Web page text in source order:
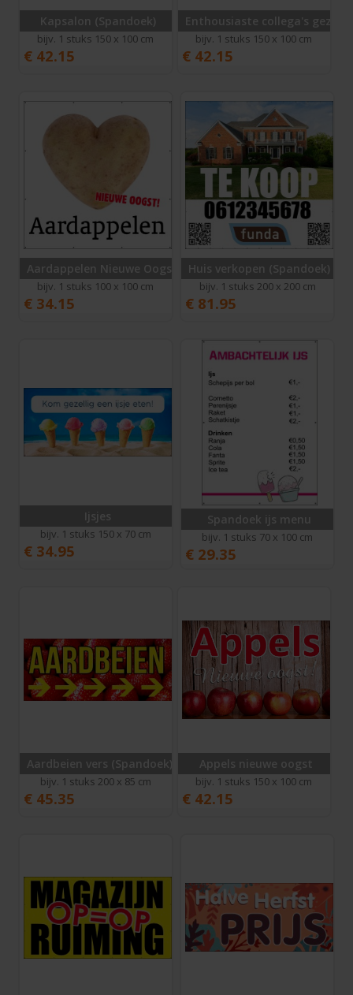
Kapsalon (Spandoek)
bijv. 1 stuks 150 x 100 cm
€ 42.15
Enthousiaste collega's
bijv. 1 stuks 150 x 100 cm
€ 42.15
Aardappelen Nieuwe Oogst (Spandoek)
bijv. 1 stuks 100 x 100 cm
€ 34.15
Huis verkopen (Spandoek)
bijv. 1 stuks 200 x 200 cm
€ 81.95
Ijsjes
bijv. 1 stuks 150 x 70 cm
€ 34.95
Spandoek ijs menu
bijv. 1 stuks 70 x 100 cm
€ 29.35
Aardbeien vers (Spandoek)
bijv. 1 stuks 200 x 85 cm
€ 45.35
Appels nieuwe oogst
bijv. 1 stuks 150 x 100 cm
€ 42.15